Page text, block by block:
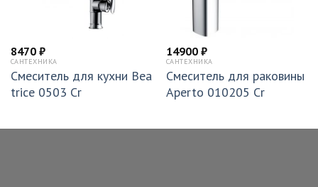
8470 ₽
САНТЕХНИКА
Смеситель для кухни Bea
trice 0503 Cr
14900 ₽
САНТЕХНИКА
Смеситель для раковины
Aperto 010205 Cr